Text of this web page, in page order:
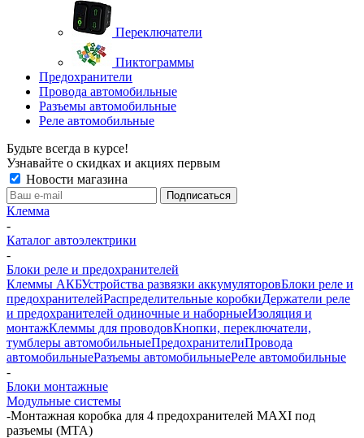
Переключатели
Пиктограммы
Предохранители
Провода автомобильные
Разъемы автомобильные
Реле автомобильные
Будьте всегда в курсе!
Узнавайте о скидках и акциях первым
Новости магазина
Клемма
-
Каталог автоэлектрики
-
Блоки реле и предохранителей
Клеммы АКБУстройства развязки аккумуляторовБлоки реле и
предохранителейРаспределительные коробкиДержатели реле
и предохранителей одиночные и наборныеИзоляция и
монтажКлеммы для проводовКнопки, переключатели,
тумблеры автомобильныеПредохранителиПровода
автомобильныеРазъемы автомобильныеРеле автомобильные
-
Блоки монтажные
Модульные системы
-Монтажная коробка для 4 предохранителей MAXI под
разъемы (MTA)